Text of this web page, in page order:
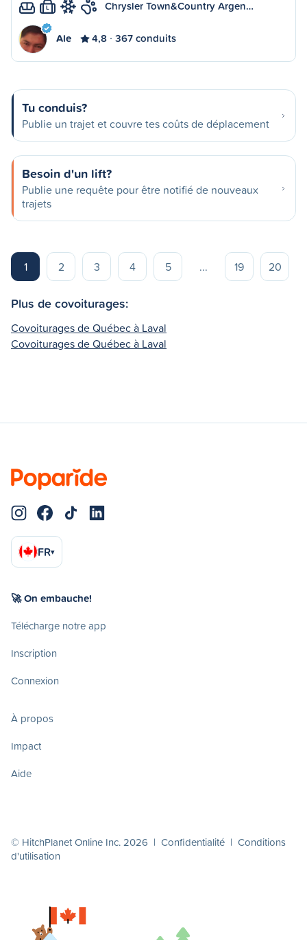
L Chrysler Town&Country Argen…
Ale 4,8 367 conduits
Tu conduis?
Publie un trajet et couvre tes coûts de déplacement
Besoin d'un lift?
Publie une requête pour être notifié de nouveaux
trajets
1 2 3 4 5 ... 19 20
Plus de covoiturages:
Covoiturages de Québec à Laval
Covoiturages de Québec à Laval
FR▾
🚀 On embauche!
Télécharge notre app
Inscription
Connexion
À propos
Impact
Aide
© HitchPlanet Online Inc. 2026 | Confidentialité | Conditions
d'utilisation